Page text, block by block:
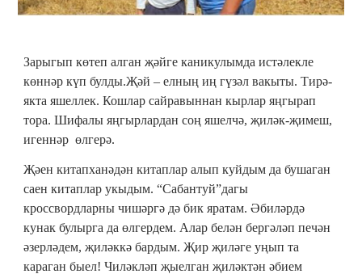
Зарыгып көтеп алган җәйге каникулымда истәлекле
көннәр күп булды.Җәй – елның иң гүзәл вакыты. Тирә-
якта яшеллек. Кошлар сайравыннан кырлар яңгырап
тора. Шифалы яңгырлардан соң яшелчә, җиләк-җимеш,
игеннәр өлгерә.
Җәен китапханәдән китаплар алып куйдым да бушаган
саен китаплар укыдым. “Сабантуй”дагы
кроссвордларны чишәргә дә бик яратам. Әбиләрдә
кунак булырга да өлгердем. Алар белән бергәләп печән
әзерләдем, җиләккә бардым. Җир җиләге уңып та
караган быел! Чиләкләп җыелган җиләктән әбием